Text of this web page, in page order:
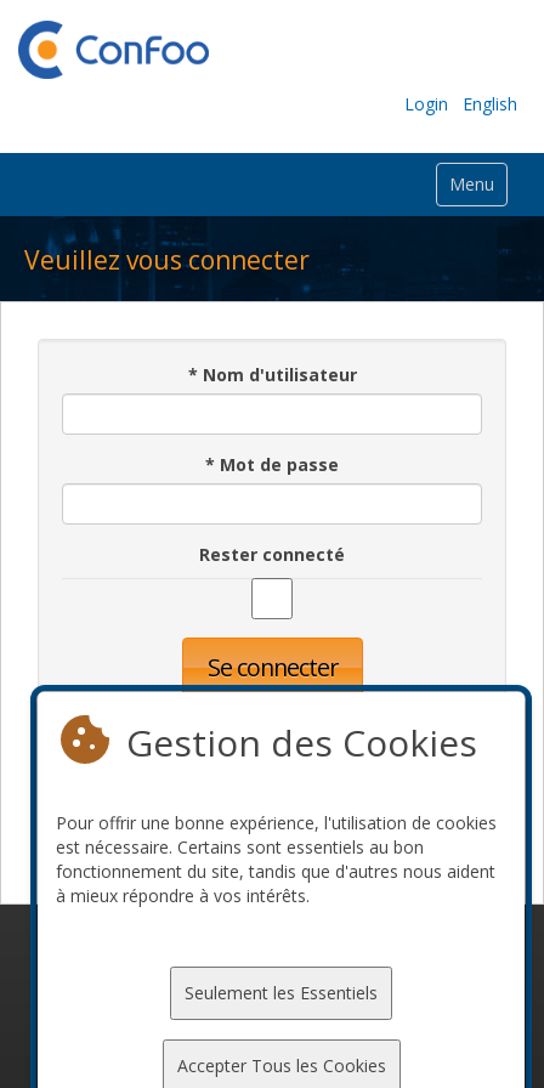
Login English
Menu
Veuillez vous connecter
* Nom d'utilisateur
* Mot de passe
Rester connecté
Se connecter
Devenir commanditaire
Gestion des Cookies
Pour offrir une bonne expérience, l'utilisation de cookies
est nécessaire. Certains sont essentiels au bon
fonctionnement du site, tandis que d'autres nous aident
à mieux répondre à vos intérêts.
Seulement les Essentiels
Accepter Tous les Cookies